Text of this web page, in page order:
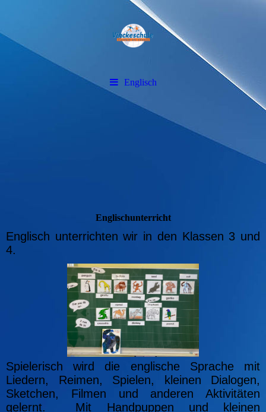
Englisch
Englischunterricht
Englisch unterrichten wir in den Klassen 3 und
4.
Spielerisch wird die englische Sprache mit
Liedern, Reimen, Spielen, kleinen Dialogen,
Sketchen, Filmen und anderen Aktivitäten
gelernt. Mit Handpuppen und kleinen